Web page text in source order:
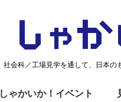
しゃか
社会科／工場見学を通して、日本の
しゃかいか！イベント